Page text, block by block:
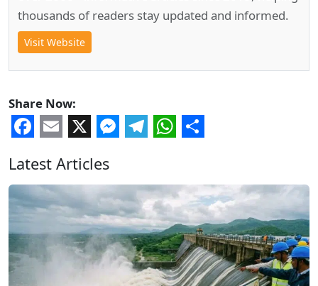
thousands of readers stay updated and informed.
Visit Website
Share Now:
Facebook
Email
X Messenger
Telegram
WhatsApp
Share
Latest Articles